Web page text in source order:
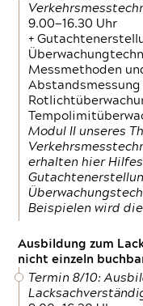
9.00—16.30 Uhr
+
Messmethoden
Abstandsmessung
Modul II unseres
erhalten hier
Beispielen wird
Ausbildung zum
nicht einzeln
Termin 8/10: